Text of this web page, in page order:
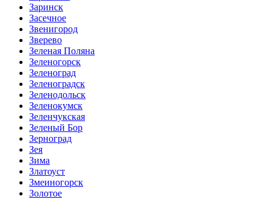
Заринск
Засечное
Звенигород
Зверево
Зеленая Поляна
Зеленогорск
Зеленоград
Зеленоградск
Зеленодольск
Зеленокумск
Зеленчукская
Зеленый Бор
Зерноград
Зея
Зима
Златоуст
Змеиногорск
Золотое